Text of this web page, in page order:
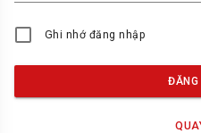
Ghi nhớ đăng nhập
ĐĂNG